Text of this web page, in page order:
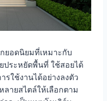
ยอดนิยมที่เหมาะกับ
ประหยัดพื้นที่ ใช้สอยได้
ใช้งานได้อย่างลงตัว
ลายสไตล์ให้เลือกตาม